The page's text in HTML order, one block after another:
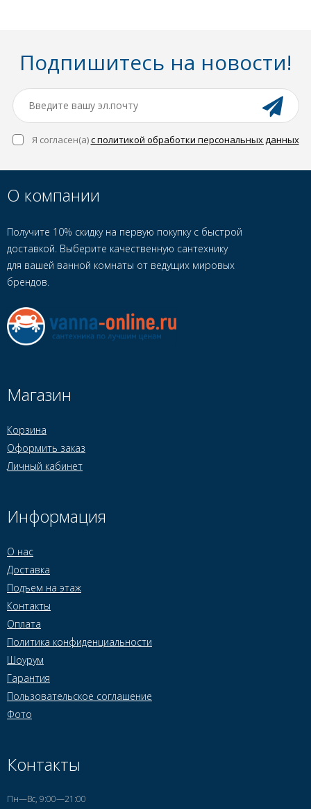
Подпишитесь на новости!
Я согласен(a)с политикой обработки персональных данных
О компании
Получите 10% скидку на первую покупку с быстрой
доставкой. Выберите качественную сантехнику
для вашей ванной комнаты от ведущих мировых
брендов.
Магазин
Корзина
Оформить заказ
Личный кабинет
Информация
О нас
Доставка
Подъем на этаж
Контакты
Оплата
Политика конфиденциальности
Шоурум
Гарантия
Пользовательское соглашение
Фото
Контакты
Пн—Вс, 9:00—21:00